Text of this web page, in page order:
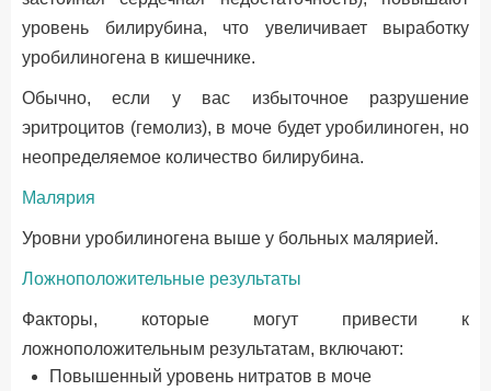
уровень билирубина, что увеличивает выработку
уробилиногена в кишечнике.
Обычно, если у вас избыточное разрушение
эритроцитов (гемолиз), в моче будет уробилиноген, но
неопределяемое количество билирубина.
Малярия
Уровни уробилиногена выше у больных малярией.
Ложноположительные результаты
Факторы, которые могут привести к
ложноположительным результатам, включают:
Повышенный уровень нитратов в моче